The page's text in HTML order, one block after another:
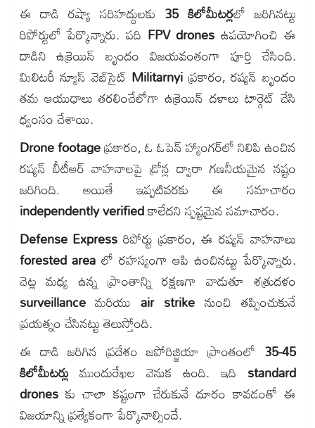
ఈ దాడి రష్యా సరిహద్దులకు 35 కిలోమీటర్లలో జరిగినట్టు
రిపోర్టులో పేర్కొన్నారు. పది FPV drones ఉపయోగించి ఈ
దాడిని ఉక్రెయిన్ బృందం విజయవంతంగా పూర్తి చేసింది.
మిలిటరీ న్యూస్ వెబ్‌సైట్ Militarnyi ప్రకారం, రష్యన్ బృందం
తమ ఆయుధాలు తరలించేలోగా ఉక్రెయిన్ దళాలు టార్గెట్ చేసి
ధ్వంసం చేశాయి.
Drone footageప్రకారం, ఓ ఓపెన్ హ్యాంగర్‌లో నిలిపి ఉంచిన
రష్యన్ బీటీఆర్ వాహనాలపై డ్రోన్ల ద్వారా గణనీయమైన నష్టం
జరిగింది. అయితే ఇప్పటివరకు ఈ సమాచారం
independently verifiedకాలేదని స్పష్టమైన సమాచారం.
Defense Express రిపోర్టు ప్రకారం, ఈ రష్యన్ వాహనాలు
forested area లో రహస్యంగా ఆపి ఉంచినట్టు పేర్కొన్నారు.
చెట్ల మధ్య ఉన్న ప్రాంతాన్ని రక్షణగా వాడుతూ శత్రుదళం
surveillanceమరియుair strikeనుంచి తప్పించుకునే
ప్రయత్నం చేసినట్టు తెలుస్తోంది.
ఈ దాడి జరిగిన ప్రదేశం జపోరిజ్జియా ప్రాంతంలో 35-45
కిలోమీటర్లు ముందురేఖల వెనుక ఉంది. ఇది standard
dronesకు చాలా కష్టంగా చేరుకునే దూరం కావడంతో ఈ
విజయాన్ని ప్రత్యేకంగా పేర్కొనాల్సిందే.